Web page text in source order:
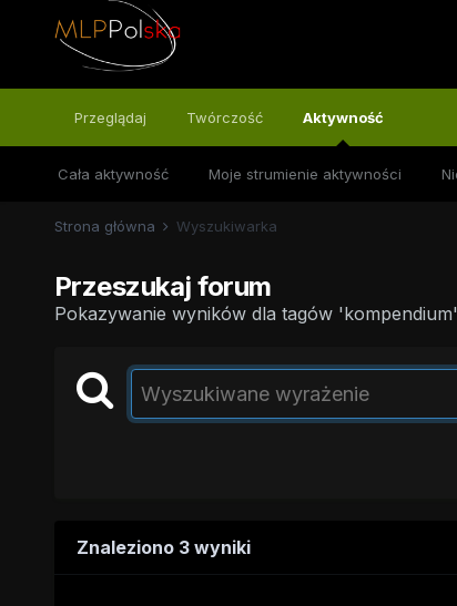
Przeglądaj Twórczość Aktywność
Cała aktywność Moje strumienie aktywności
Strona główna Wyszukiwarka
Przeszukaj forum
Pokazywanie wyników dla tagów
Znaleziono 3 wyniki